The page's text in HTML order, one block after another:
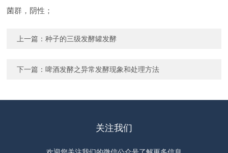
菌群，阴性；
上一篇：种子的三级发酵罐发酵
下一篇：啤酒发酵之异常发酵现象和处理方法
关注我们